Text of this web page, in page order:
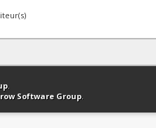
en haut Version bas-débit
.
Software Group.